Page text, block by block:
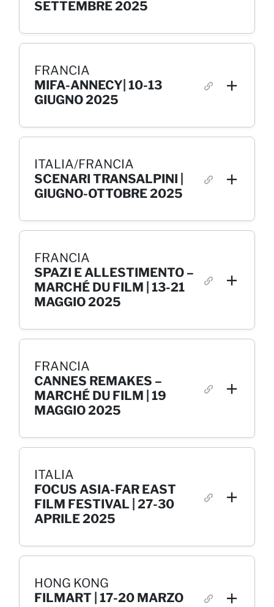
SETTEMBRE 2025
FRANCIA
MIFA-ANNECY| 10-13
GIUGNO 2025
ITALIA/FRANCIA
SCENARI TRANSALPINI |
GIUGNO-OTTOBRE 2025
FRANCIA
SPAZI E ALLESTIMENTO –
MARCHÉ DU FILM | 13-21
MAGGIO 2025
FRANCIA
CANNES REMAKES –
MARCHÉ DU FILM | 19
MAGGIO 2025
ITALIA
FOCUS ASIA-FAR EAST
FILM FESTIVAL | 27-30
APRILE 2025
HONG KONG
FILMART | 17-20 MARZO